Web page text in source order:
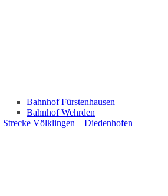
Bahnhof Fürstenhausen
Bahnhof Wehrden
Strecke Völklingen – Diedenhofen